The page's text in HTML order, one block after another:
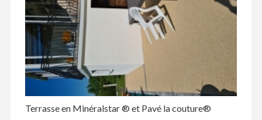
Terrasse en Minéralstar ® et Pavé la couture®